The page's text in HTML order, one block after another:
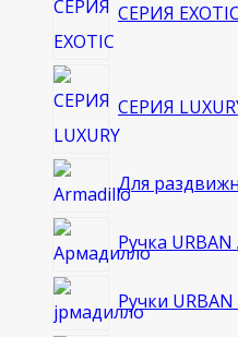
СЕРИЯ EXOTIC
СЕРИЯ
Для
Ручка URBAN
Ручки URBAN